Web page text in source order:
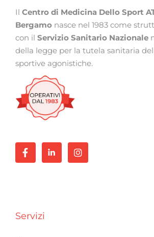
Il Centro di Medicina Dello Sport
Bergamo nasce nel 1983 come
con il Servizio Sanitario Nazionale
della legge per la tutela sanitaria
sportive agonistiche.
Servizi